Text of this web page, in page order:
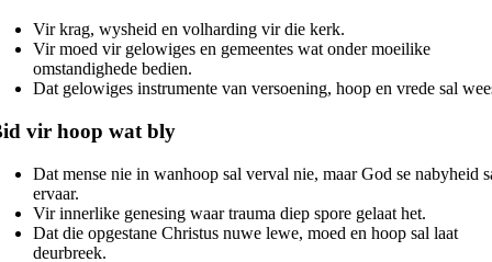
Vir krag, wysheid en volharding vir die kerk.
Vir moed vir gelowiges en gemeentes wat onder moeilike
omstandighede bedien.
Dat gelowiges instrumente van versoening, hoop en vrede sal
vir hoop wat bly
Dat mense nie in wanhoop sal verval nie, maar God se nabyheid
ervaar.
Vir innerlike genesing waar trauma diep spore gelaat het.
Dat die opgestane Christus nuwe lewe, moed en hoop sal laat
deurbreek.